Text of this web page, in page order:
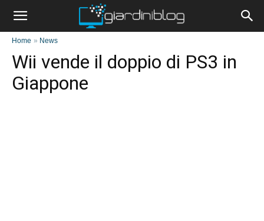
Home » News
Wii vende il doppio di PS3 in
Giappone